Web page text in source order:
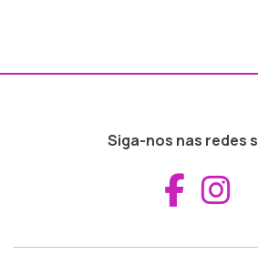
Siga-nos nas redes